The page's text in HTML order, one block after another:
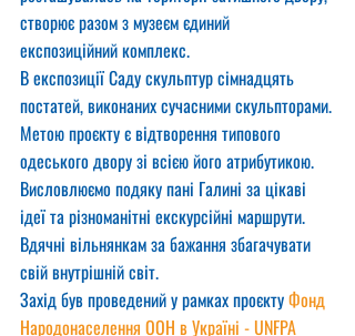
створює разом з музеєм єдиний
експозиційний комплекс.
В експозиції Саду скульптур сімнадцять
постатей, виконаних сучасними скульпторами.
Метою проєкту є відтворення типового
одеського двору зі всією його атрибутикою.
Висловлюємо подяку пані Галині за цікаві
ідеї та різноманітні екскурсійні маршрути.
Вдячні вільнянкам за бажання збагачувати
свій внутрішній світ.
Захід був проведений у рамках проєкту Фонд
Народонаселення ООН в Україні - UNFPA